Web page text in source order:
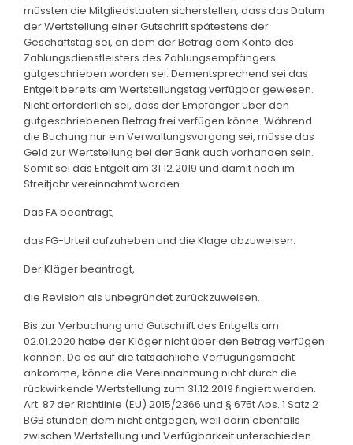
müssten die Mitgliedstaaten sicherstellen, dass das Datum
der Wertstellung einer Gutschrift spätestens der
Geschäftstag sei, an dem der Betrag dem Konto des
Zahlungsdienstleisters des Zahlungsempfängers
gutgeschrieben worden sei. Dementsprechend sei das
Entgelt bereits am Wertstellungstag verfügbar gewesen.
Nicht erforderlich sei, dass der Empfänger über den
gutgeschriebenen Betrag frei verfügen könne. Während
die Buchung nur ein Verwaltungsvorgang sei, müsse das
Geld zur Wertstellung bei der Bank auch vorhanden sein.
Somit sei das Entgelt am 31.12.2019 und damit noch im
Streitjahr vereinnahmt worden.
Das FA beantragt,
das FG-Urteil aufzuheben und die Klage abzuweisen.
Der Kläger beantragt,
die Revision als unbegründet zurückzuweisen.
Bis zur Verbuchung und Gutschrift des Entgelts am
02.01.2020 habe der Kläger nicht über den Betrag verfügen
können. Da es auf die tatsächliche Verfügungsmacht
ankomme, könne die Vereinnahmung nicht durch die
rückwirkende Wertstellung zum 31.12.2019 fingiert werden.
Art. 87 der Richtlinie (EU) 2015/2366 und § 675t Abs. 1 Satz 2
BGB stünden dem nicht entgegen, weil darin ebenfalls
zwischen Wertstellung und Verfügbarkeit unterschieden